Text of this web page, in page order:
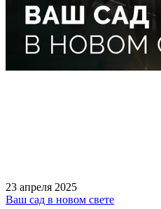
23 апреля 2025
Ваш сад в новом свете